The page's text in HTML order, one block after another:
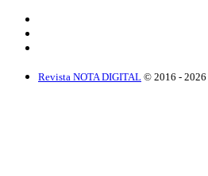
Revista NOTA DIGITAL © 2016 - 2026